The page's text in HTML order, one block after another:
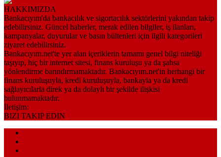
HAKKIMIZDA
Bankacıyım'da bankacılık ve sigortacılık sektörlerini yakından takip
edebilirsiniz. Güncel haberler, merak edilen bilgiler, iş ilanları,
kampanyalar, duyurular ve basın bültenleri için ilgili kategorileri
ziyaret edebilirsiniz.
Bankacıyım.net'te yer alan içeriklerin tamamı genel bilgi niteliği
taşıyıp, hiç bir internet sitesi, finans kuruluşu ya da şahsa
yönlendirme barındırmamaktadır. Bankacıyım.net'in herhangi bir
finans kuruluşuyla, kredi kuruluşuyla, bankayla ya da kredi
sağlayıcılarla direk ya da dolaylı bir şekilde ilişkisi
bulunmamaktadır.
İletişim:
BIZI TAKIP EDIN